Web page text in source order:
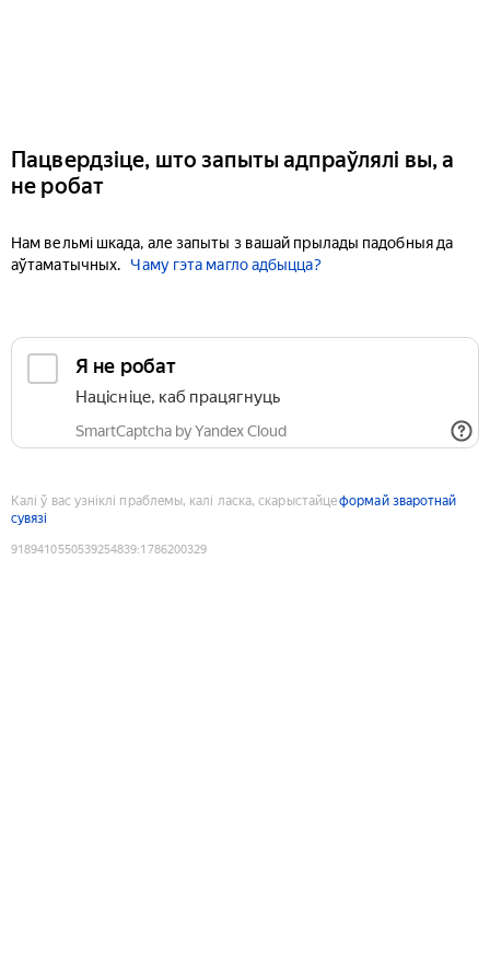
Пацвердзіце, што запыты адпраўлялі вы, а
не робат
Нам вельмі шкада, але запыты з вашай прылады падобныя да
аўтаматычных.
Чаму гэта магло адбыцца?
Я не робат
Націсніце, каб працягнуць
SmartCaptcha by Yandex Cloud
Калі ў вас узніклі праблемы, калі ласка, скарыстайцеформай зваротнай
сувязі
9189410550539254839:1786200329